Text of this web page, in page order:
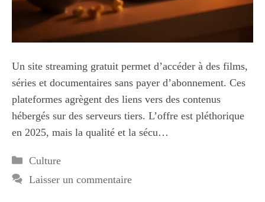
Un site streaming gratuit permet d’accéder à des films,
séries et documentaires sans payer d’abonnement. Ces
plateformes agrègent des liens vers des contenus
hébergés sur des serveurs tiers. L’offre est pléthorique
en 2025, mais la qualité et la sécu…
Catégories
Culture
Laisser un commentaire